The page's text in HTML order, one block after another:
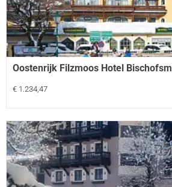
Oostenrijk Filzmoos Hotel
€ 1.234,47